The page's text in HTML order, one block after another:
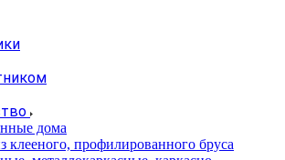
дома
клееного, профилированного бруса